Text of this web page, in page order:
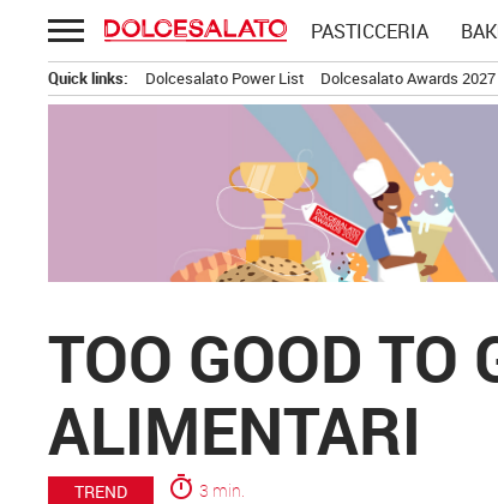
Passa
al
contenuto
PASTICCERIA
Quick links: Dolcesalato Power List Dolcesalato Awards 2027
TOO GOOD
ALIMENTARI
TREND timer 3 min.